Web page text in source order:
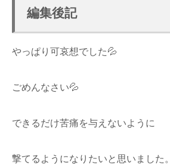
編集後記
やっぱり可哀想でした💦
ごめんなさい💦
できるだけ苦痛を与えないように
撃てるようになりたいと思いました。